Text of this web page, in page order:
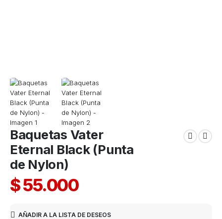
Baquetas Vater
Eternal Black (Punta
de Nylon)
$55.000
AÑADIR A LA LISTA DE DESEOS